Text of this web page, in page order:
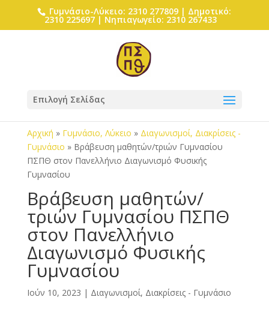
Γυμνάσιο-Λύκειο: 2310 277809 | Δημοτικό:
2310 225697 | Νηπιαγωγείο: 2310 267433
Επιλογή Σελίδας
Αρχική » Γυμνάσιο, Λύκειο » Διαγωνισμοί, Διακρίσεις -
Γυμνάσιο » Βράβευση μαθητών/τριών Γυμνασίου
ΠΣΠΘ στον Πανελλήνιο Διαγωνισμό Φυσικής
Γυμνασίου
Βράβευση μαθητών/
τριών Γυμνασίου ΠΣΠΘ
στον Πανελλήνιο
Διαγωνισμό Φυσικής
Γυμνασίου
Ιούν 10, 2023 | Διαγωνισμοί, Διακρίσεις - Γυμνάσιο